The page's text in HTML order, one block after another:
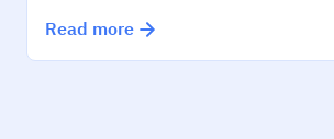
Read more